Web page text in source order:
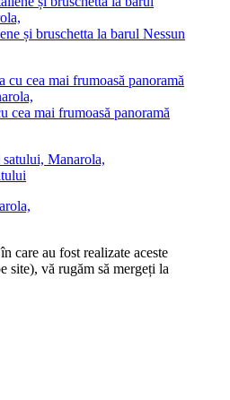
și bruschetta la barul Nessun
cea mai frumoasă panoramă
care au fost realizate aceste
site), vă rugăm să mergeți la